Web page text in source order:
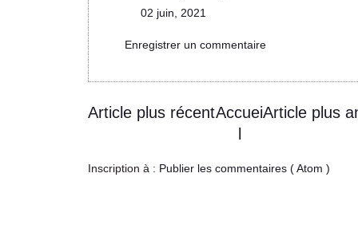
02 juin, 2021
Enregistrer un commentaire
Article plus récent Article plus
Accuei
Inscription à : Publier les commentaires ( Atom )